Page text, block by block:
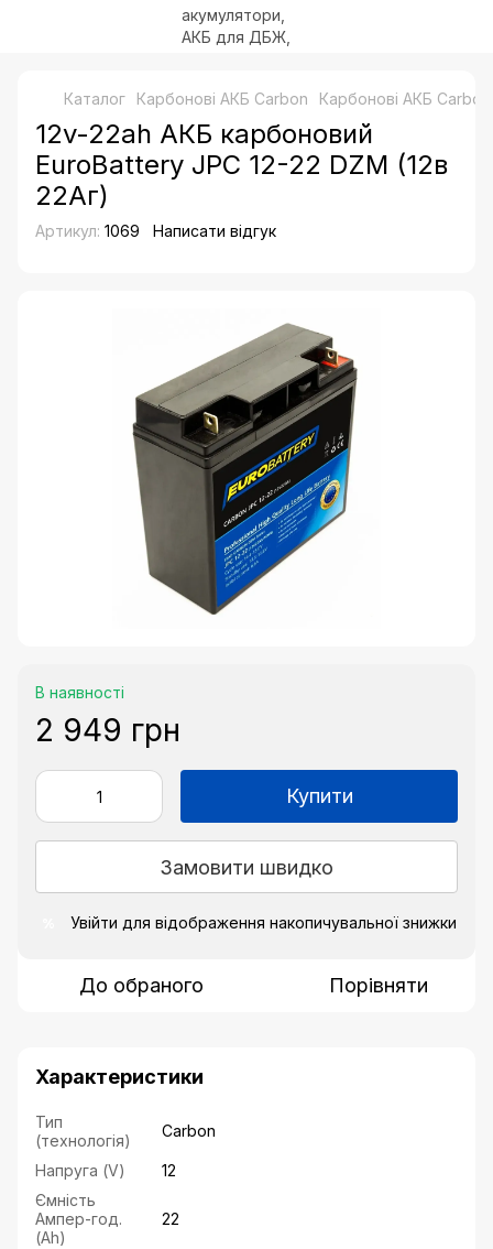
Каталог Карбонові АКБ Carbon Карбонові АКБ Carbon
12v-22ah АКБ карбоновий
EuroBattery JPC 12-22 DZM (12в
22Аг)
Артикул: 1069 Написати відгук
В наявності
2 949 грн
Купити
Замовити швидко
Увійти для відображення накопичувальної знижки
До обраного Порівняти
Характеристики
Тип
(технологія)
Carbon
Напруга (V)
12
Ємність
Ампер-год.
(Ah)
22